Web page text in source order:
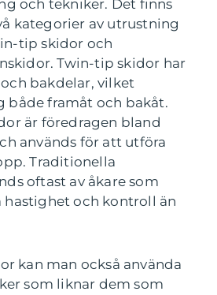
och tekniker. Det finns
kategorier av utrustning
tip skidor och
Twin-tip skidor har
bakdelar, vilket
både framåt och bakåt.
är föredragen bland
används för att utföra
Traditionella
oftast av åkare som
hastighet och kontroll än
kan man också använda
som liknar dem som